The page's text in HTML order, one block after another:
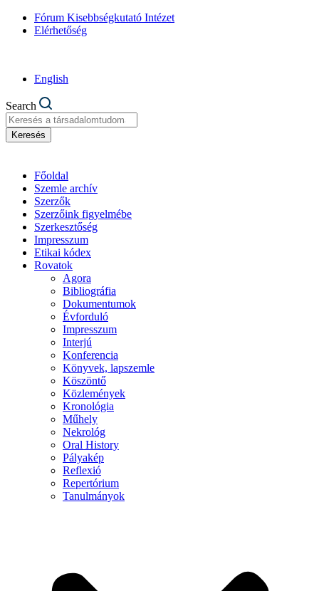
Fórum Kisebbségkutató Intézet
Elérhetőség
English
Search
Keresés
Főoldal
Szemle archív
Szerzők
Szerzőink figyelmébe
Szerkesztőség
Impresszum
Etikai kódex
Rovatok
Agora
Bibliográfia
Dokumentumok
Évforduló
Impresszum
Interjú
Konferencia
Könyvek, lapszemle
Köszöntő
Közlemények
Kronológia
Műhely
Nekrológ
Oral History
Pályakép
Reflexió
Repertórium
Tanulmányok